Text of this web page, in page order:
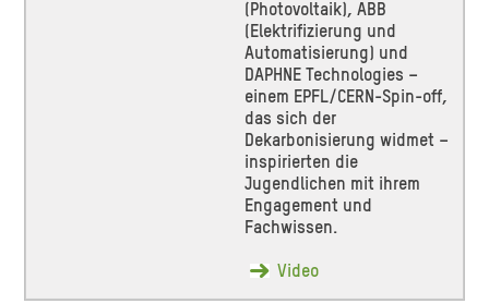
(Photovoltaik), ABB
(Elektrifizierung und
Automatisierung) und
DAPHNE Technologies –
einem EPFL/CERN-Spin-off,
das sich der
Dekarbonisierung widmet –
inspirierten die
Jugendlichen mit ihrem
Engagement und
Fachwissen.
Video